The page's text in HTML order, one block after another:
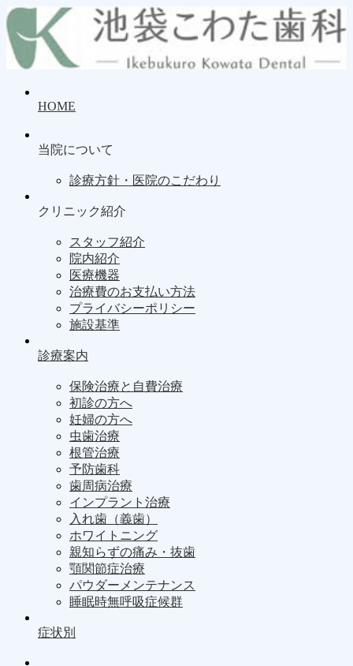
HOME
当院について
診療方針・医院のこだわり
クリニック紹介
スタッフ紹介
院内紹介
医療機器
治療費のお支払い方法
プライバシーポリシー
施設基準
診療案内
保険治療と自費治療
初診の方へ
妊婦の方へ
虫歯治療
根管治療
予防歯科
歯周病治療
インプラント治療
入れ歯（義歯）
ホワイトニング
親知らずの痛み・抜歯
顎関節症治療
パウダーメンテナンス
睡眠時無呼吸症候群
症状別